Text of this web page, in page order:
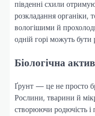
південні схили
розкладання органіки,
вологішими й
одній горі можуть бути
Біологічна
Ґрунт — це не просто
Рослини, тварини й
створюючи родючість